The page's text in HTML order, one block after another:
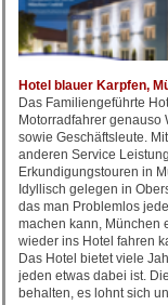
Hotel blauer Karpfen,
Das Familiengeführte
Motorradfahrer genauso
sowie Geschäftsleute.
anderen Service
Erkundigungstouren in
Idyllisch gelegen in
das man Problemlos
machen kann, München
wieder ins Hotel fahren
Das Hotel bietet viele
jeden etwas dabei ist.
behalten, es lohnt sich